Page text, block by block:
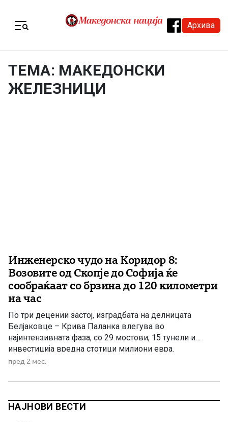
Архива
ТЕМА: МАКЕДОНСКИ
ЖЕЛЕЗНИЦИ
Инженерско чудо на Коридор 8:
Возовите од Скопје до Софија ќе
сообраќаат со брзина до 120 километри
на час
По три децении застој, изградбата на делницата
Белјаковце – Крива Паланка влегува во
најинтензивната фаза, со 29 мостови, 15 тунели и
инвестиција вредна стотици милиони евра.
пред 2 мес.
НАЈНОВИ ВЕСТИ